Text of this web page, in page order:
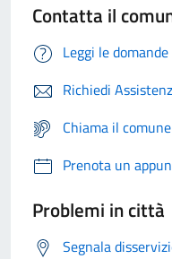
Contatta il
Leggi le
Richiedi
Chiama il
Prenota un
Problemi in città
Segnala